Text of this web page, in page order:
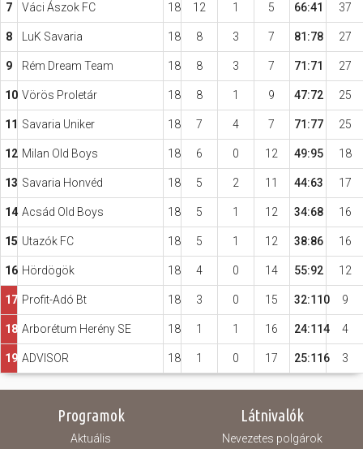
7 Váci Ászok FC 18 12 1 5 66:41 37
8 LuK Savaria 18 8 3 7 81:78 27
9 Rém Dream Team 18 8 3 7 71:71 27
10 Vörös Proletár 18 8 1 9 47:72 25
11 Savaria Uniker 18 7 4 7 71:77 25
12 Milan Old Boys 18 6 0 12 49:95 18
13 Savaria Honvéd 18 5 2 11 44:63 17
14 Acsád Old Boys 18 5 1 12 34:68 16
15 Utazók FC 18 5 1 12 38:86 16
16 Hördögök 18 4 0 14 55:92 12
17 Profit-Adó Bt 18 3 0 15 32:110 9
18 Arborétum Herény SE 18 1 1 16 24:114 4
19 ADVISOR 18 1 0 17 25:116 3
Programok
Aktuális
Látnivalók
Nevezetes polgárok